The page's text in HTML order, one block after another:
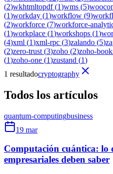
(2)wkhtmltopdf(1)wms (5)
(1)workday (1)workflow (9)
(2)workforce (7)workforce-
(1)workplace (1)workshops (1)
(4)xml (1)xml-rpc (3)zalando (5)
(2)zero-trust (3)zoho (2)zoho-
(1)zoho-one (1)zustand (1)
1 resultadocryptography
Todos los artículos
quantum-computingbusiness
19 mar
Computación cuántica: lo
empresariales deben saber